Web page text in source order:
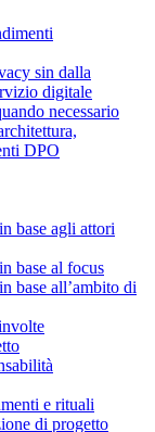
sin dalla
digitale
necessario
DPO
base agli attori
base al focus
base all’ambito di
e rituali
di progetto